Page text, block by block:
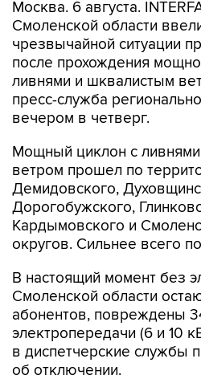
чрезвычайной ситуации
после прохождения
ливнями и шквалистым
пресс-служба
вечером в четверг.
Мощный циклон с ливнями
Демидовского,
Дорогобужского,
Кардымовского и
округов. Сильнее всего
В настоящий момент без
абонентов, повреждены
электропередачи (6 и 10
в диспетчерские службы
об отключении.
"К сожалению, во время